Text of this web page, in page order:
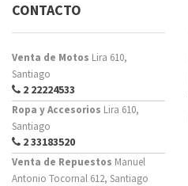
CONTACTO
Venta de Motos Lira 610,
Santiago
2 22224533
Ropa y Accesorios Lira 610,
Santiago
2 33183520
Venta de Repuestos Manuel
Antonio Tocornal 612, Santiago